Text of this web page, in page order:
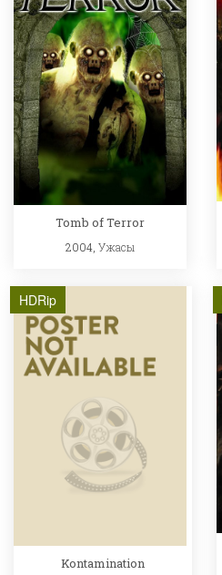
Tomb of Terror
2004, Ужасы
HDRip
Kontamination